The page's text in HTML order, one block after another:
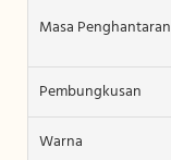
Masa Penghantaran
Pembungkusan
Warna